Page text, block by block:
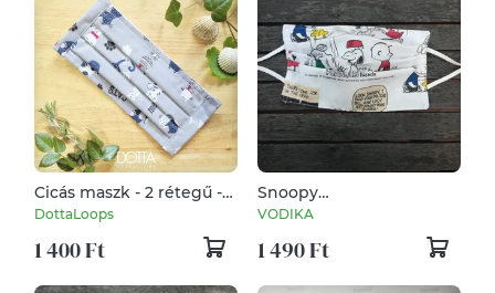
Cicás maszk - 2 rétegű -
szürke női gyerek cica
arcmaszk - 100% pamut
DottaLoops
1 400 Ft
Snoopy
rajzfilmjelnetek.... rolós
VODIKA
1 490 Ft